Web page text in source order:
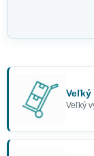
Veľký
Veľký